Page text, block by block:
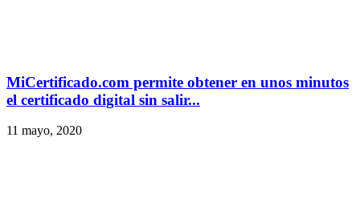
MiCertificado.com permite obtener en unos minutos
el certificado digital sin salir...
11 mayo, 2020